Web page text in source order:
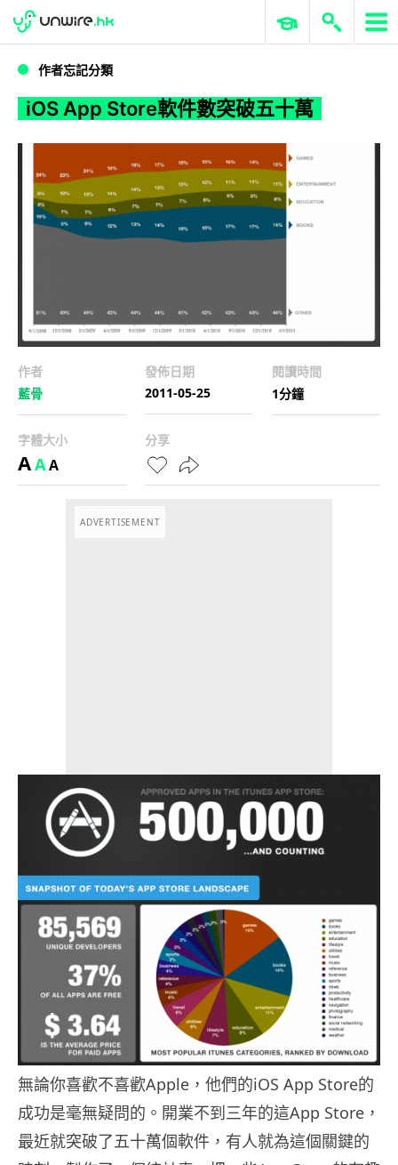
iOS App Store軟件數突破五十萬
WWDC 2026 ERP 與商業 AI
作者忘記分類
iOS App Store軟件數突破五十萬
作者
藍骨
發佈日期
2011-05-25
閱讀時間
1分鐘
字體大小
AAA
分享
ADVERTISEMENT
無論你喜歡不喜歡Apple，他們的iOS App Store的
成功是毫無疑問的。開業不到三年的這App Store，
最近就突破了五十萬個軟件，有人就為這個關鍵的